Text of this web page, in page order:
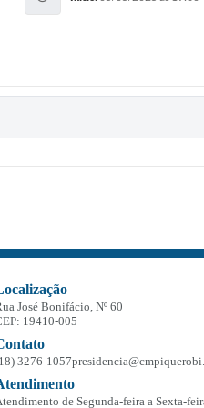
José Bonifácio, Nº 60
19410-005
3276-1057
de Segunda-feira a Sexta-